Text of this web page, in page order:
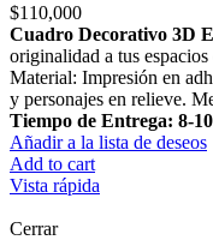
$110,000
Cuadro Decorativo 3D
originalidad a tus
Material: Impresión en
y personajes en relieve.
Tiempo de Entrega: 8-
Añadir a la lista de deseos
Add to cart
Vista rápida
Cerrar